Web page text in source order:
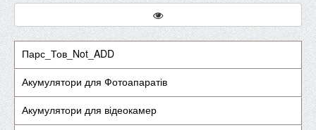
Парс_Тов_Not_ADD
Акумулятори для Фотоапаратів
Акумулятори для відеокамер